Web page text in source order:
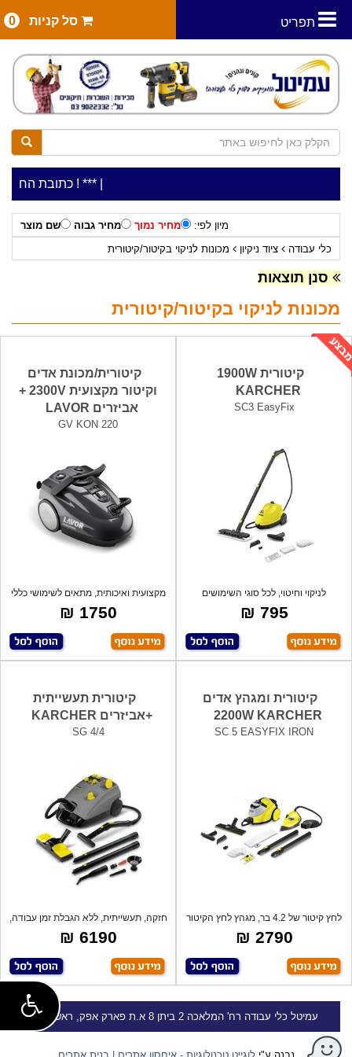
תפריט סל קניות 0
***כתובת החנות: רח' המלאכה 2, ביתן 8 ***כלי עבודה להשכרה בתעריף יומי משתלם ! ***
מיון לפי: מחיר נמוך מחיר גבוה
שם מוצר
כלי עבודה
ציוד ניקיון מכונות לניקוי בקיטור/קיטורית
סנן תוצאות
מכונות לניקוי בקיטור/קיטורית
קיטורית 1900W
KARCHER
SC3 EasyFix
לניקוי וחיטוי, לכל סוגי השימושים
(מטבחים
795 ₪
קיטורית/מכונת אדים
וקיטור מקצועית 2300V +
אביזרים LAVOR
GV KON 220
מקצועית ואיכותית, מתאים לשימושי כללי
ניק
1750 ₪
קיטורית ומגהץ אדים
2200W KARCHER
SC 5 EASYFIX IRON
לחץ קיטור של 4.2 בר, מגהץ לחץ הקיטור
המס
2790 ₪
קיטורית תעשייתית
+אביזרים KARCHER
SG 4/4
חזקה, תעשייתית, ללא הגבלת זמן עבודה,
ויס
6190 ₪
עמיטל כלי עבודה רח' המלאכה 2 ביתן 8 א.ת פארק אפק, ראש העין